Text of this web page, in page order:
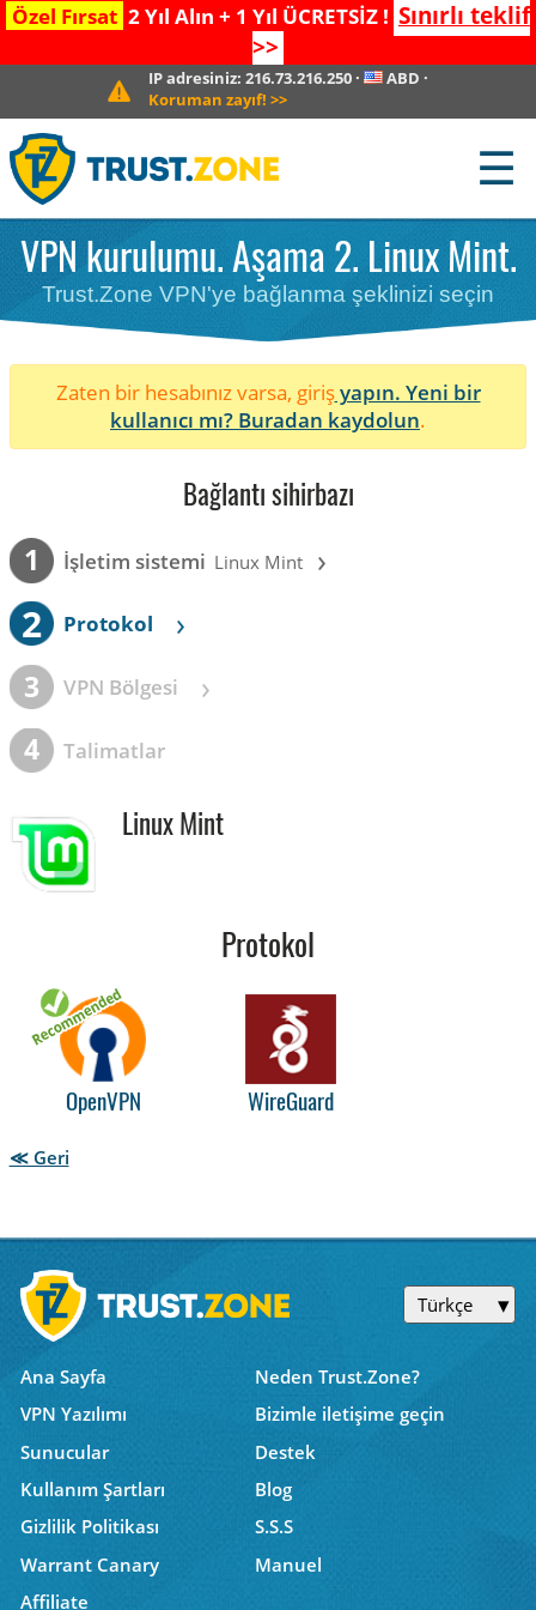
Özel Fırsat 2 Yıl Alın + 1 Yıl ÜCRETSİZ ! Sınırlı teklif
>>
IP adresiniz:216.73.216.250 · ABD ·
Koruman zayıf! >>
☰
VPN kurulumu. Aşama 2. Linux Mint.
Trust.Zone VPN'ye bağlanma şeklinizi seçin
Zaten bir hesabınız varsa, girişyapın. Yeni bir
kullanıcı mı? Buradan kaydolun.
Bağlantı sihirbazı
1 İşletim sistemi Linux Mint ›
2 Protokol ›
3 VPN Bölgesi ›
4 Talimatlar
Linux Mint
Protokol
OpenVPN WireGuard
≪ Geri
Türkçe
Ana Sayfa
Neden Trust.Zone?
VPN Yazılımı
Bizimle iletişime geçin
Sunucular
Destek
Kullanım Şartları
Blog
Gizlilik Politikası
S.S.S
Warrant Canary
Manuel
Affiliate